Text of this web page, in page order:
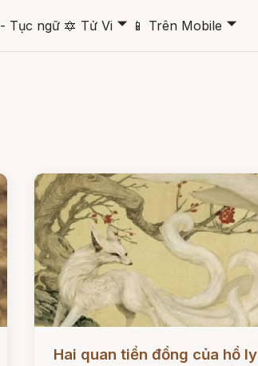
Tục ngữ 🔯 Tử Vi 🞃 📱 Trên Mobile 🞃
Hai quan tiền đồng của hồ ly